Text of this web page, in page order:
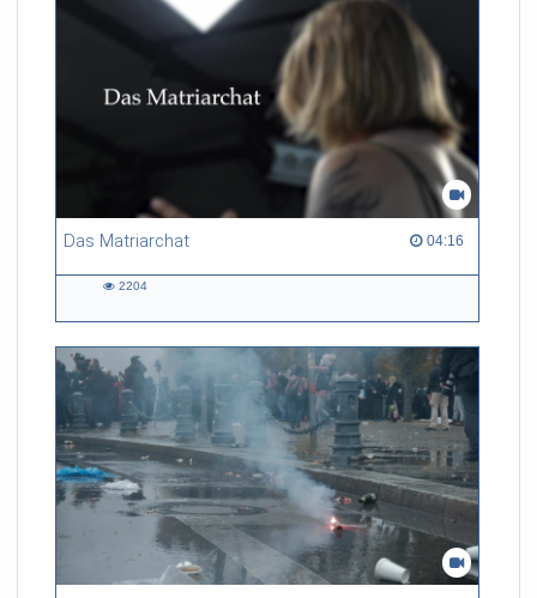
Das Matriarchat 04:16
04:16 duration
2204